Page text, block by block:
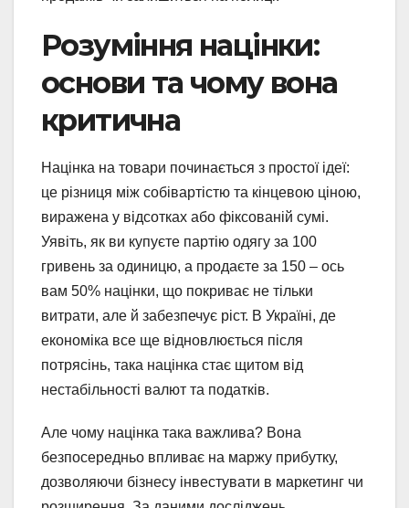
Розуміння націнки:
основи та чому вона
критична
Націнка на товари починається з простої ідеї:
це різниця між собівартістю та кінцевою ціною,
виражена у відсотках або фіксованій сумі.
Уявіть, як ви купуєте партію одягу за 100
гривень за одиницю, а продаєте за 150 – ось
вам 50% націнки, що покриває не тільки
витрати, але й забезпечує ріст. В Україні, де
економіка все ще відновлюється після
потрясінь, така націнка стає щитом від
нестабільності валют та податків.
Але чому націнка така важлива? Вона
безпосередньо впливає на маржу прибутку,
дозволяючи бізнесу інвестувати в маркетинг чи